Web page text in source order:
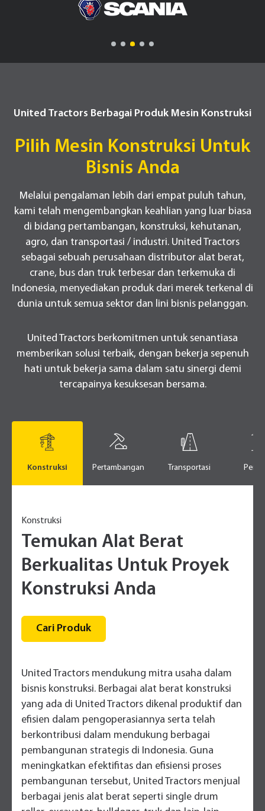
United Tractors Berbagai Produk Mesin Konstruksi
Pilih Mesin Konstruksi Untuk
Bisnis Anda
Melalui pengalaman lebih dari empat puluh tahun,
kami telah mengembangkan keahlian yang luar biasa
di bidang pertambangan, konstruksi, kehutanan,
agro, dan transportasi / industri. United Tractors
sebagai sebuah perusahaan distributor alat berat,
crane, bus dan truk terbesar dan terkemuka di
Indonesia, menyediakan produk dari merek terkenal di
dunia untuk semua sektor dan lini bisnis pelanggan.
United Tractors berkomitmen untuk senantiasa
memberikan solusi terbaik, dengan bekerja sepenuh
hati untuk bekerja sama dalam satu sinergi demi
tercapainya kesuksesan bersama.
Konstruksi Pertambangan Transportasi
Konstruksi
Temukan Alat Berat
Berkualitas Untuk Proyek
Konstruksi Anda
Cari Produk
United Tractors mendukung mitra usaha dalam
bisnis konstruksi. Berbagai alat berat konstruksi
yang ada di United Tractors dikenal produktif dan
efisien dalam pengoperasiannya serta telah
berkontribusi dalam mendukung berbagai
pembangunan strategis di Indonesia. Guna
meningkatkan efektifitas dan efisiensi proses
pembangunan tersebut, United Tractors menjual
berbagai jenis alat berat seperti single drum